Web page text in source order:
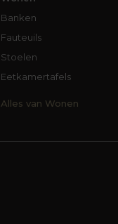
Banken
Fauteuils
Stoelen
Eetkamertafels
Alles van Wonen